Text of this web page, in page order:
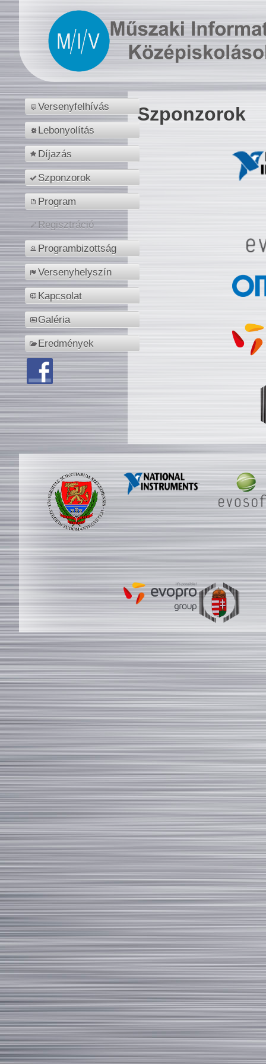
Versenyfelhívás
Lebonyolítás
Díjazás
Szponzorok
Program
Regisztráció
Programbizottság
Versenyhelyszín
Kapcsolat
Galéria
Eredmények
Szponzorok